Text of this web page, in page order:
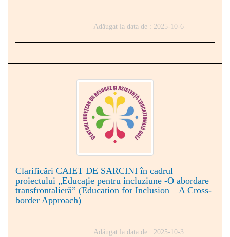
Adăugat la data de : 2025-10-6
Clarificări CAIET DE SARCINI în cadrul
proiectului „Educație pentru incluziune -O abordare
transfrontalieră” (Education for Inclusion – A Cross-
border Approach)
Adăugat la data de : 2025-10-3